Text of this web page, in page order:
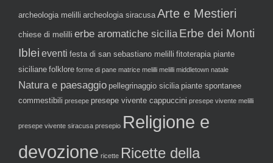
archeologia melilli archeologia siracusa Arte e Mestieri
chiese di melilli erbe aromatiche sicilia Erbe dei Monti
Iblei eventi festa di san sebastiano melilli fitoterapia piante
siciliane folklore forme di pane matrice melilli melilli middletown natale
Natura e paesaggio pellegrinaggio sicilia piante spontanee
commestibili presepe presepe vivente cappuccini presepe vivente melilli
presepe vivente siracusa presepio Religione e
devozione ricette Ricette della